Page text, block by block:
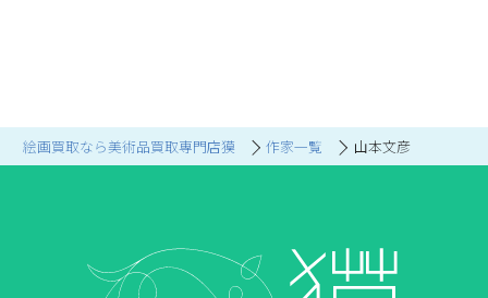
絵画買取なら美術品買取専門店獏 作家一覧 山本文彦